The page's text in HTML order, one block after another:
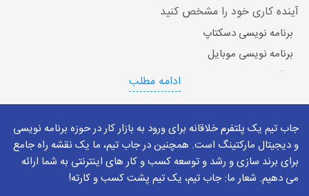
آینده کاری خود را مشخص کنید
برنامه نویسی دسکتاپ
برنامه نویسی موبایل
برنامه نویسی وب
کتاب برنامه نویسی
با توجه به زبان مورد نظر و انتخابی فرد برای یادگیری زبان برنامه
ادامه مطلب
جاب تیم یک پلتفرم خلاقانه برای ورود به بازار کار در حوزه برنامه نویسی
و دیجیتال مارکتینگ است. همچنین در جاب تیم، ما یک نقشه راه جامع
برای برند سازی و رشد و توسعه کسب و کار های اینترنتی به شما ارائه
می دهیم. شعار ما: جاب تیم، یک تیم پشت کسب و کارته!